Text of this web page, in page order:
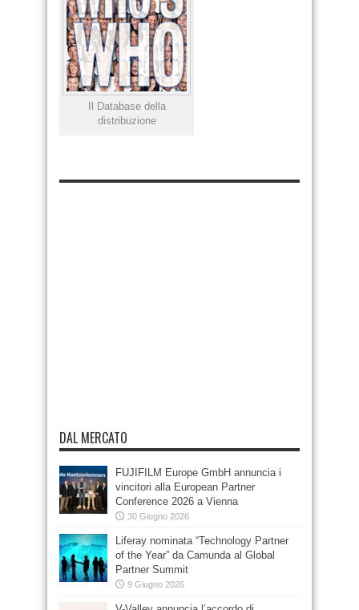
Il Database della
distribuzione
DAL MERCATO
FUJIFILM Europe GmbH annuncia i
vincitori alla European Partner
Conference 2026 a Vienna
30 Giugno 2026
Liferay nominata “Technology Partner
of the Year” da Camunda al Global
Partner Summit
9 Giugno 2026